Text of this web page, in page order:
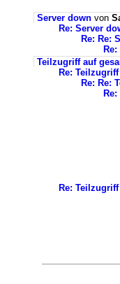
Server down von
Re: Server
Re: Re:
Teilzugriff auf
Re:
Re: Re:
Re: